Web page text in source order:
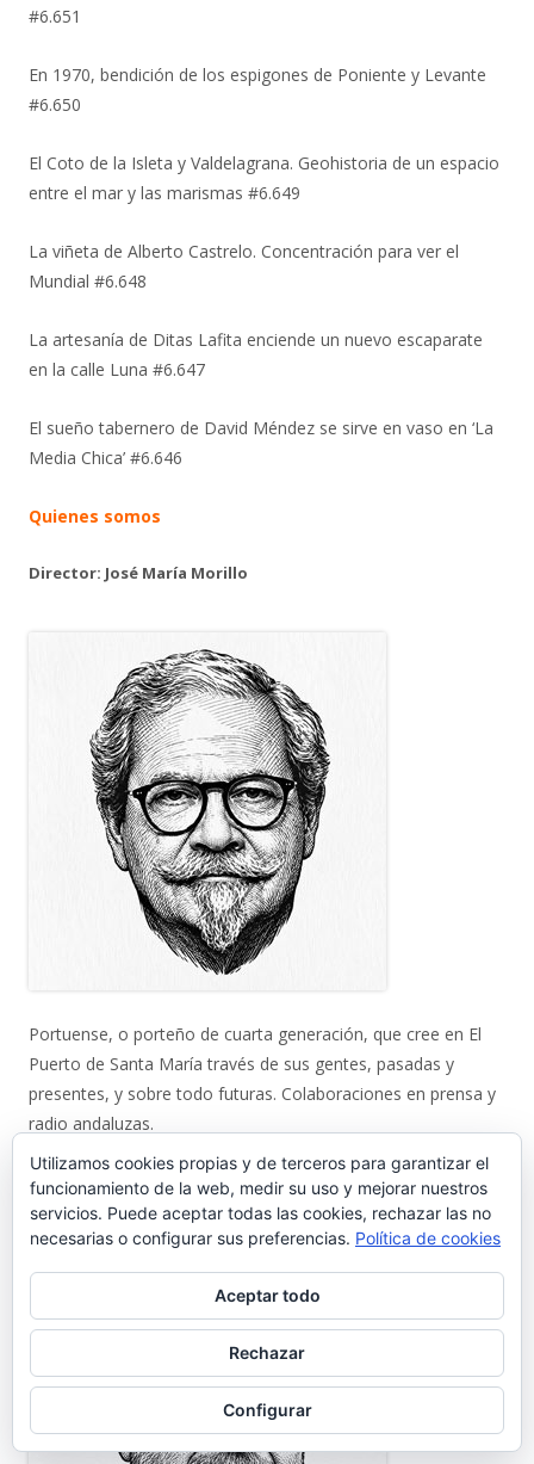
#6.651
En 1970, bendición de los espigones de Poniente y Levante
#6.650
El Coto de la Isleta y Valdelagrana. Geohistoria de un espacio
entre el mar y las marismas #6.649
La viñeta de Alberto Castrelo. Concentración para ver el
Mundial #6.648
La artesanía de Ditas Lafita enciende un nuevo escaparate
en la calle Luna #6.647
El sueño tabernero de David Méndez se sirve en vaso en ‘La
Media Chica’ #6.646
Quienes somos
Director: José María Morillo
Portuense, o porteño de cuarta generación, que cree en El
Puerto de Santa María través de sus gentes, pasadas y
presentes, y sobre todo futuras. Colaboraciones en prensa y
radio andaluzas.
gentedelpuerto@gmail.com
----
Editor: José Luis Fernández Fuillerat
Utilizamos cookies propias y de terceros para garantizar el
funcionamiento de la web, medir su uso y mejorar nuestros
servicios. Puede aceptar todas las cookies, rechazar las no
necesarias o configurar sus preferencias. Política de cookies
Aceptar todo
Rechazar
Configurar